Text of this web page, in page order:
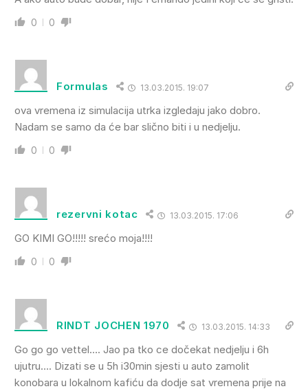
0 0
Formulas 13.03.2015. 19:07
ova vremena iz simulacija utrka izgledaju jako dobro.
Nadam se samo da će bar slično biti i u nedjelju.
0 0
rezervni kotac 13.03.2015. 17:06
GO KIMI GO!!!!! srećo moja!!!!
0 0
RINDT JOCHEN 1970 13.03.2015. 14:33
Go go go vettel…. Jao pa tko ce dočekat nedjelju i 6h
ujutru…. Dizati se u 5h i30min sjesti u auto zamolit
konobara u lokalnom kafiću da dodje sat vremena prije na